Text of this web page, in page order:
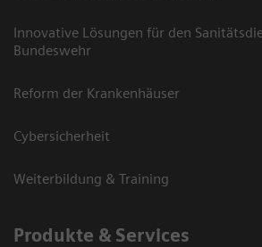
Innovative Lösungen für den
Bundeswehr
Reform der Krankenhäuser
Cybersicherheit
Weiterbildung & Training
Produkte & Services